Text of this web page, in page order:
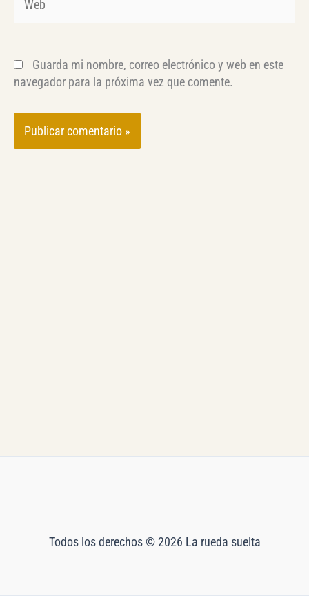
Guarda mi nombre, correo electrónico y web en este
navegador para la próxima vez que comente.
Todos los derechos © 2026 La rueda suelta